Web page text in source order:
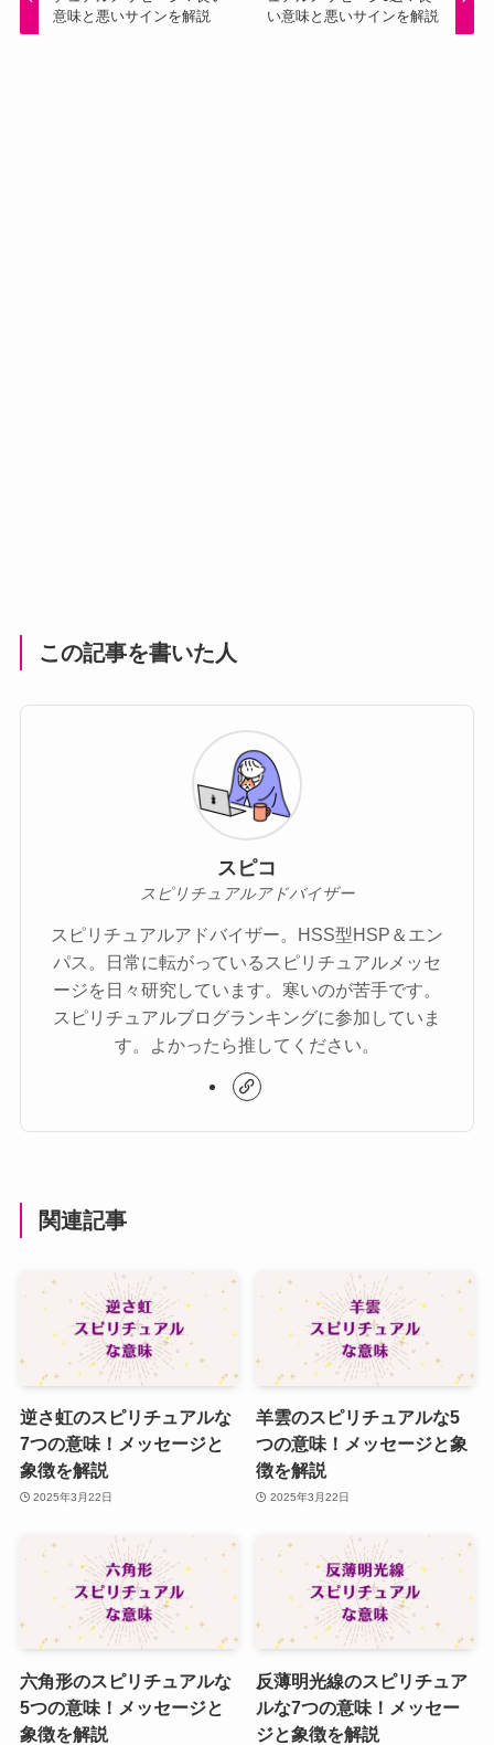
意味と悪いサインを解説
い意味と悪いサインを解説
この記事を書いた人
スピコ
スピリチュアルアドバイザー
スピリチュアルアドバイザー。HSS型HSP＆エン
パス。日常に転がっているスピリチュアルメッセ
ージを日々研究しています。寒いのが苦手です。
スピリチュアルブログランキングに参加していま
す。よかったら推してください。
関連記事
逆さ虹のスピリチュアルな
7つの意味！メッセージと
象徴を解説
2025年3月22日
羊雲のスピリチュアルな5
つの意味！メッセージと象
徴を解説
2025年3月22日
六角形のスピリチュアルな
5つの意味！メッセージと
象徴を解説
反薄明光線のスピリチュア
ルな7つの意味！メッセー
ジと象徴を解説